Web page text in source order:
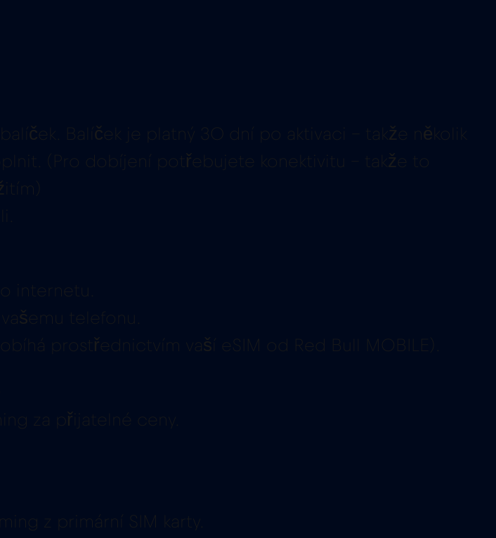
Balíček je platný 30 dní po aktivaci – takže několik
(Pro dobíjení potřebujete konektivitu – takže to
internetu.
telefonu.
prostřednictvím vaší eSIM od Red Bull MOBILE).
za přijatelné ceny.
z primární SIM karty.